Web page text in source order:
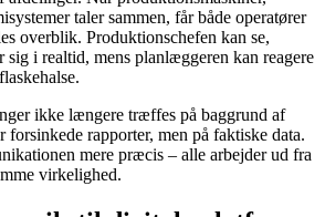
taler sammen, får både operatører
overblik. Produktionschefen kan se,
i realtid, mens planlæggeren kan reagere
ikke længere træffes på baggrund af
forsinkede rapporter, men på faktiske data.
mere præcis – alle arbejder ud fra
virkelighed.